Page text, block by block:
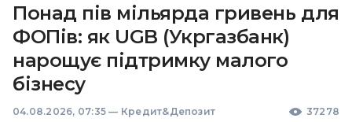
Понад пів мільярда гривень для
ФОПів: як UGB (Укргазбанк)
нарощує підтримку малого
бізнесу
04.08.2026, 07:35 — Кредит&Депозит 37278